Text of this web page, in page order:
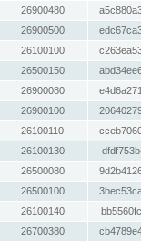
26900480
26900500
26100100
26500150
26900080
26900100
26100110
26100130
26500080
26500100
26100140
26700380